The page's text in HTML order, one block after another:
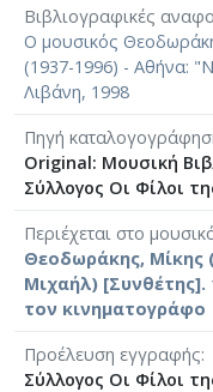
⟶Stixoi.info
Βιβλιογραφικές
Ο μουσικός
(1937-1996) - Αθήνα:
Λιβάνη, 1998
Πηγή
Original: Μουσική
Σύλλογος Οι Φίλοι
Περιέχεται στο
Θεοδωράκης, Μίκης
Μιχαήλ) [Συνθέτης].
τον κινηματογράφο
Προέλευση εγγραφής
Σύλλογος Οι Φίλοι